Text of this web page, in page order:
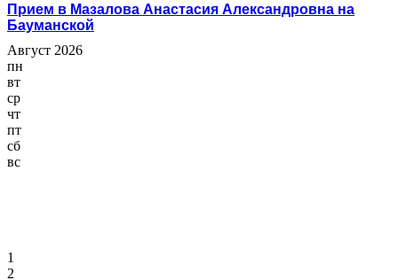
Прием в Мазалова Анастасия Александровна на
Бауманской
Август 2026
пн
вт
ср
чт
пт
сб
вс
1
2